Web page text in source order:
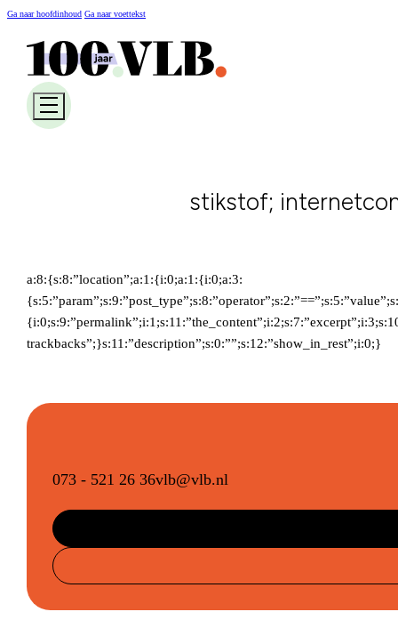
Ga naar hoofdinhoud Ga naar voettekst
stikstof;
a:8:{s:8:”location”;a:1:{i:0;a:1:{i:0;a:3:
trackbacks”;}s:11:”description”;s:0:””;s:12:”show_in_rest”;i:0;}
073 - 521 26 36vlb@vlb.nl